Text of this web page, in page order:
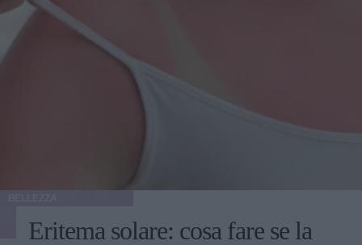
Eritema solare: cosa fare se la